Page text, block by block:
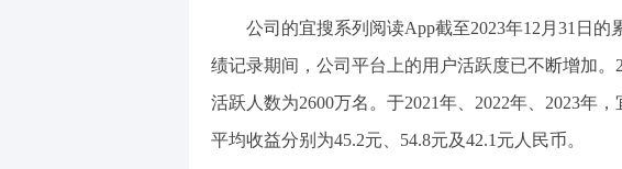
公司的宜搜系列阅读App截至2023年12月31日的
绩记录期间，公司平台上的用户活跃度已不断增加
活跃人数为2600万名。于2021年、2022年、2023年
平均收益分别为45.2元、54.8元及42.1元人民币。